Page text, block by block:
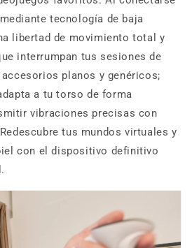
tecnología de baja
libertad de movimiento total y
interrumpan tus sesiones de
planos y genéricos;
a tu torso de forma
vibraciones precisas con
tus mundos virtuales y
con el dispositivo definitivo